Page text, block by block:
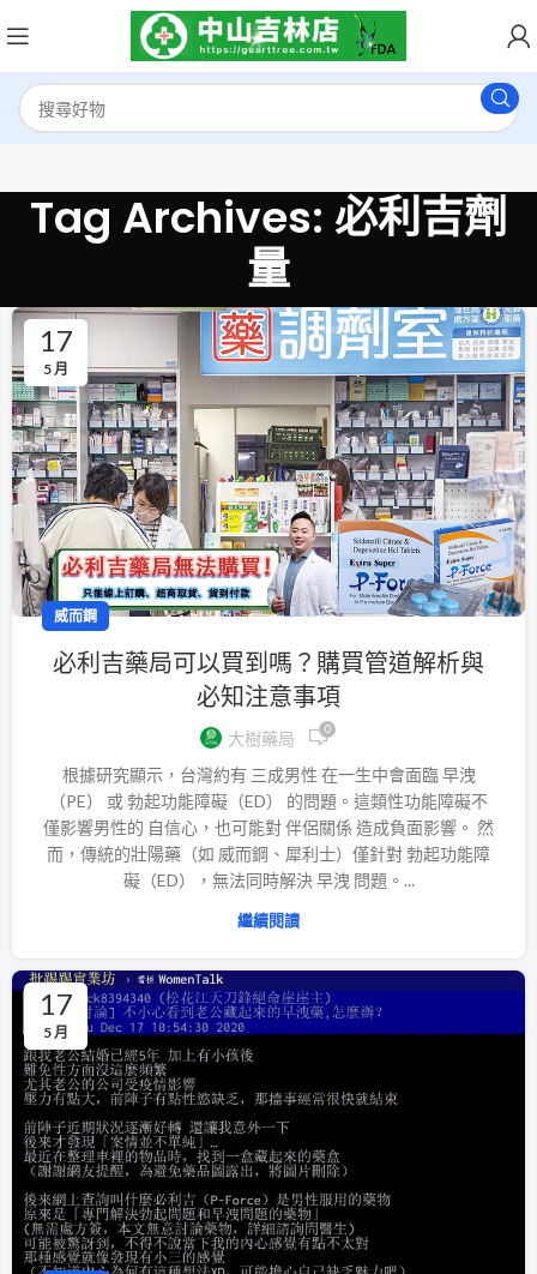
Tag Archives: 必利吉劑
量
17
5 月
威而鋼
必利吉藥局可以買到嗎？購買管道解析與
必知注意事項
大樹藥局 0
根據研究顯示，台灣約有 三成男性 在一生中會面臨 早洩
（PE） 或 勃起功能障礙（ED） 的問題。這類性功能障礙不
僅影響男性的 自信心，也可能對 伴侶關係 造成負面影響。 然
而，傳統的壯陽藥（如 威而鋼、犀利士）僅針對 勃起功能障
礙（ED），無法同時解決 早洩 問題。...
繼續閱讀
17
5 月